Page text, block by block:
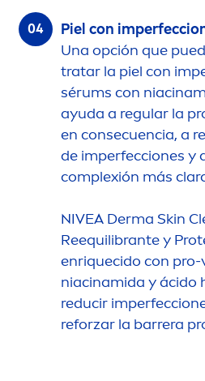
Piel con
Una opción que
tratar la piel con
sérums con
ayuda a regular la
en consecuencia, a
de imperfecciones y
complexión más
NIVEA Derma Skin
Reequilibrante y
enriquecido con pro-
niacinamida y ácido
reducir
reforzar la barrera